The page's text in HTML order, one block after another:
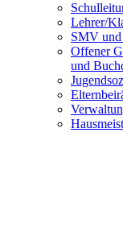
Lehrer/
SMV und
Offener
und